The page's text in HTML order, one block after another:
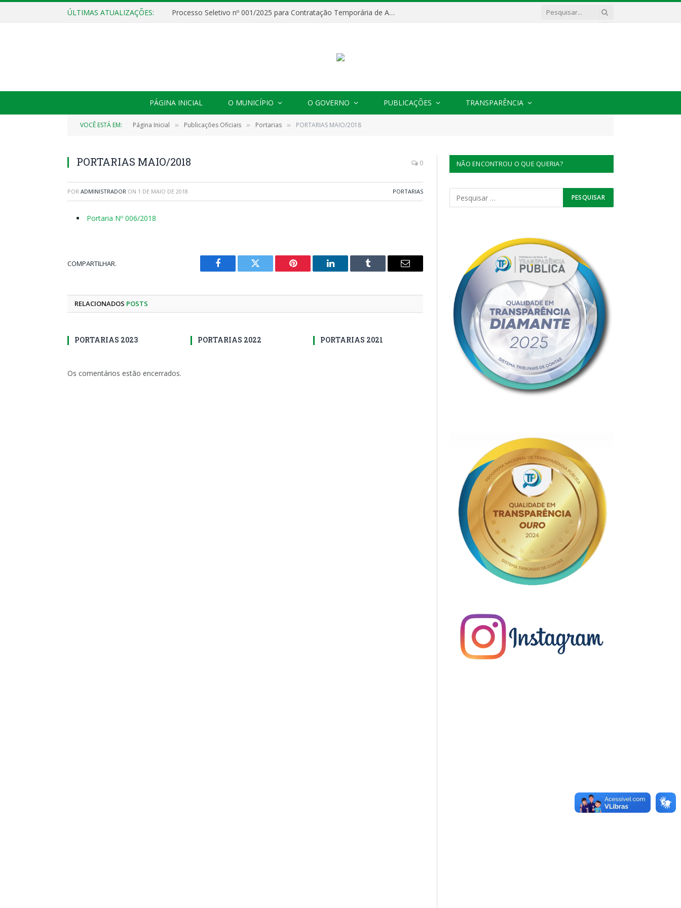
ÚLTIMAS ATUALIZAÇÕES: Processo Seletivo nº 001/2025 para Contratação Temporária de Agentes Comunitários de Saúde (ACS)
PÁGINA INICIAL O MUNICÍPIO O GOVERNO PUBLICAÇÕES TRANSPARÊNCIA
VOCÊ ESTÁ EM: Página Inicial » Publicações Oficiais » Portarias » PORTARIAS MAIO/2018
PORTARIAS MAIO/2018 0
POR ADMINISTRADOR ON 1 DE MAIO DE 2018 PORTARIAS
Portaria Nº 006/2018
COMPARTILHAR.
Facebook Twitter Pinterest LinkedIn Tumblr
E-
RELACIONADOS POSTS
PORTARIAS 2023 PORTARIAS 2022 PORTARIAS 2021
Os comentários estão encerrados.
NÃO ENCONTROU O QUE QUERIA?